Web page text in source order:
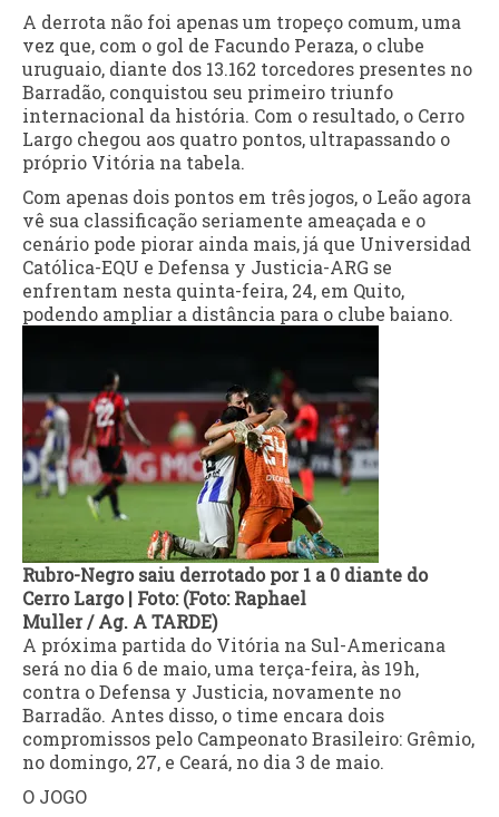
A derrota não foi apenas um tropeço comum, uma
vez que, com o gol de Facundo Peraza, o clube
uruguaio, diante dos 13.162 torcedores presentes no
Barradão, conquistou seu primeiro triunfo
internacional da história. Com o resultado, o Cerro
Largo chegou aos quatro pontos, ultrapassando o
próprio Vitória na tabela.
Com apenas dois pontos em três jogos, o Leão agora
vê sua classificação seriamente ameaçada e o
cenário pode piorar ainda mais, já que Universidad
Católica-EQU e Defensa y Justicia-ARG se
enfrentam nesta quinta-feira, 24, em Quito,
podendo ampliar a distância para o clube baiano.
Rubro-Negro saiu derrotado por 1 a 0 diante do
Cerro Largo | Foto: (Foto: Raphael
Muller / Ag. A TARDE)
A próxima partida do Vitória na Sul-Americana
será no dia 6 de maio, uma terça-feira, às 19h,
contra o Defensa y Justicia, novamente no
Barradão. Antes disso, o time encara dois
compromissos pelo Campeonato Brasileiro: Grêmio,
no domingo, 27, e Ceará, no dia 3 de maio.
O JOGO